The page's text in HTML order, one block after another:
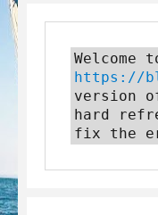
https://
version
hard
fix the